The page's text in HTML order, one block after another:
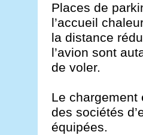
Places de
l’accueil
la distance
l’avion sont
de voler.
Le chargement
des sociétés
équipées.